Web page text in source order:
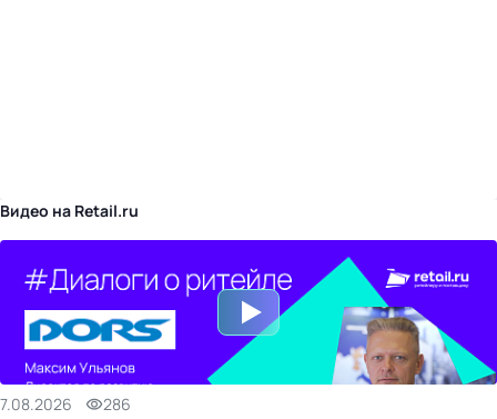
Видео на Retail.ru
7.08.2026 286